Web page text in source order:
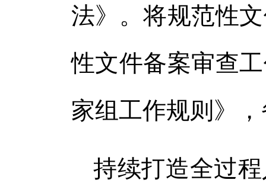
法》。将规范性
性文件备案审查
家组工作规则》
持续打造全过